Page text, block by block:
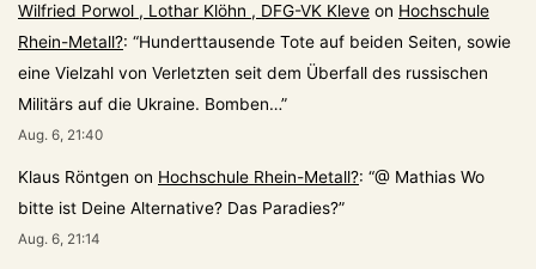
Wilfried Porwol , Lothar Klöhn , DFG-VK Kleve on Hochschule
Rhein-Metall?: “Hunderttausende Tote auf beiden Seiten, sowie
eine Vielzahl von Verletzten seit dem Überfall des russischen
Militärs auf die Ukraine. Bomben…”
Aug. 6, 21:40
Klaus Röntgen on Hochschule Rhein-Metall?: “@ Mathias Wo
bitte ist Deine Alternative? Das Paradies?”
Aug. 6, 21:14